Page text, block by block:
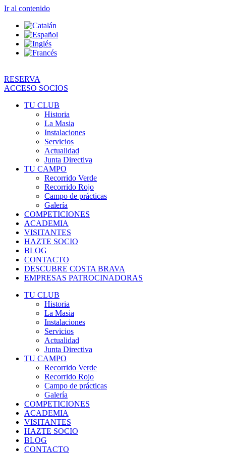
Ir al contenido
RESERVA
ACCESO SOCIOS
TU CLUB
Historia
La Masia
Instalaciones
Servicios
Actualidad
Junta Directiva
TU CAMPO
Recorrido Verde
Recorrido Rojo
Campo de prácticas
Galería
COMPETICIONES
ACADEMIA
VISITANTES
HAZTE SOCIO
BLOG
CONTACTO
DESCUBRE COSTA BRAVA
EMPRESAS PATROCINADORAS
TU CLUB
Historia
La Masia
Instalaciones
Servicios
Actualidad
Junta Directiva
TU CAMPO
Recorrido Verde
Recorrido Rojo
Campo de prácticas
Galería
COMPETICIONES
ACADEMIA
VISITANTES
HAZTE SOCIO
BLOG
CONTACTO